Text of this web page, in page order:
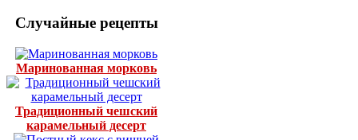
Случайные рецепты
Маринованная морковь
Традиционный чешский
карамельный десерт